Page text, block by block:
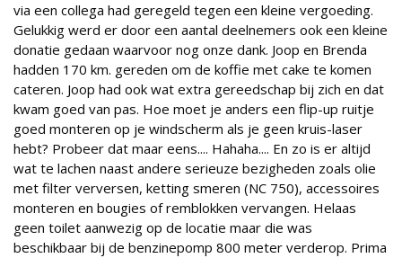
via een collega had geregeld tegen een kleine vergoeding.
Gelukkig werd er door een aantal deelnemers ook een kleine
donatie gedaan waarvoor nog onze dank. Joop en Brenda
hadden 170 km. gereden om de koffie met cake te komen
cateren. Joop had ook wat extra gereedschap bij zich en dat
kwam goed van pas. Hoe moet je anders een flip-up ruitje
goed monteren op je windscherm als je geen kruis-laser
hebt? Probeer dat maar eens.... Hahaha.... En zo is er altijd
wat te lachen naast andere serieuze bezigheden zoals olie
met filter verversen, ketting smeren (NC 750), accessoires
monteren en bougies of remblokken vervangen. Helaas
geen toilet aanwezig op de locatie maar die was
beschikbaar bij de benzinepomp 800 meter verderop. Prima